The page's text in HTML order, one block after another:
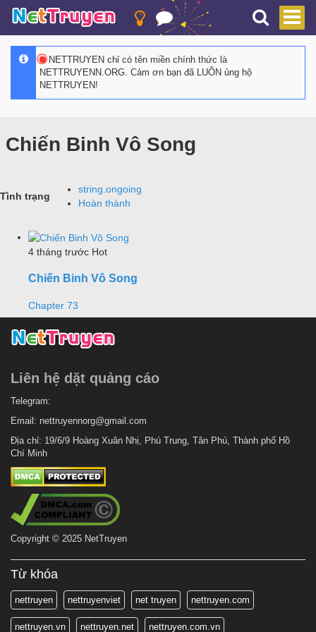
NETTRUYEN chỉ có tên miền chính thức là
NETTRUYENN.ORG. Cảm ơn bạn đã LUÔN ủng hộ
NETTRUYEN!
Chiến Binh Vô Song
Tình trạng
string.ongoing
Hoàn thành
4 tháng trước Hot
Chiến Binh Vô Song
Chapter 73
Liên hệ dặt quảng cáo
Telegram:
Email: nettruyennorg@gmail.com
Địa chỉ: 19/6/9 Hoàng Xuân Nhị, Phú Trung, Tân Phú, Thành phố Hồ
Chí Minh
Copyright © 2025 NetTruyen
Từ khóa
nettruyen nettruyenviet net truyen nettruyen.com
nettruyen.vn nettruyen.net nettruyen.com.vn